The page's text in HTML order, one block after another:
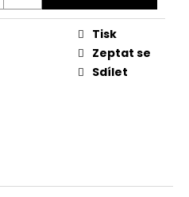
Tisk
Zeptat se
Sdílet